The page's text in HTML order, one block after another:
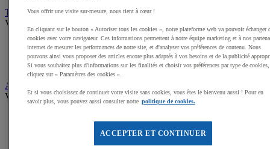
Traçage et délimitation de terrain
Voir tous les produits
Délimitation de terrain
Peintures pour gazon
Traçeuses pour gazon
Aires de jeux exterieur
Voir tous les produits
Vous offrir une visite sur-mesure, nous tient à cœur !
En cliquant sur le bouton « Autoriser tous les cookies », notre plateforme web va pouvoir échanger
cookies avec votre navigateur. Ces informations permettent à notre équipe marketing et à nos
internet de mesurer les performances de notre site, et d'analyser vos préférences de contenu. Nous
pouvons ainsi vous proposer des articles encore plus adaptés à vos besoins et de la publicité
Si vous souhaitez plus d'informations sur les finalités et choisir vos préférences par type de cookies,
cliquez sur « Paramètres des cookies ».
Et si vous choisissez de continuer votre visite sans cookies, vous êtes le bienvenu aussi ! Pour en
savoir plus, vous pouvez aussi consulter notre politique de cookies.
ACCEPTER ET CONTINUER